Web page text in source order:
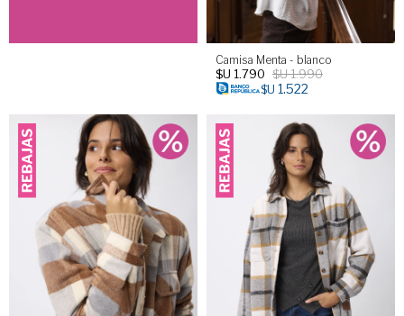
Camisa Menta - blanco
$U 1.790 $U1.990
$U 1.522